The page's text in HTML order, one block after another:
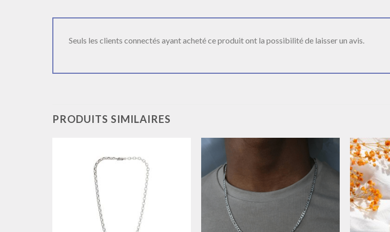
Seuls les clients connectés ayant acheté ce produit ont la possibilité de laisser un avis.
PRODUITS SIMILAIRES